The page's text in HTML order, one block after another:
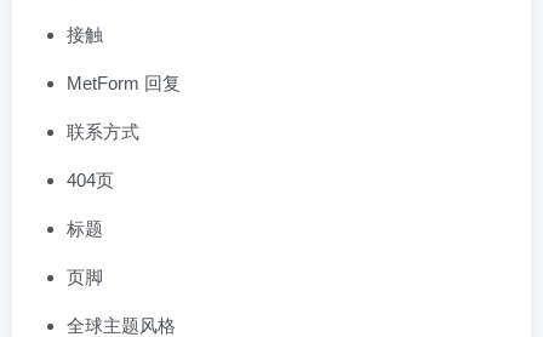
接触
MetForm 回复
联系方式
404页
标题
页脚
全球主题风格